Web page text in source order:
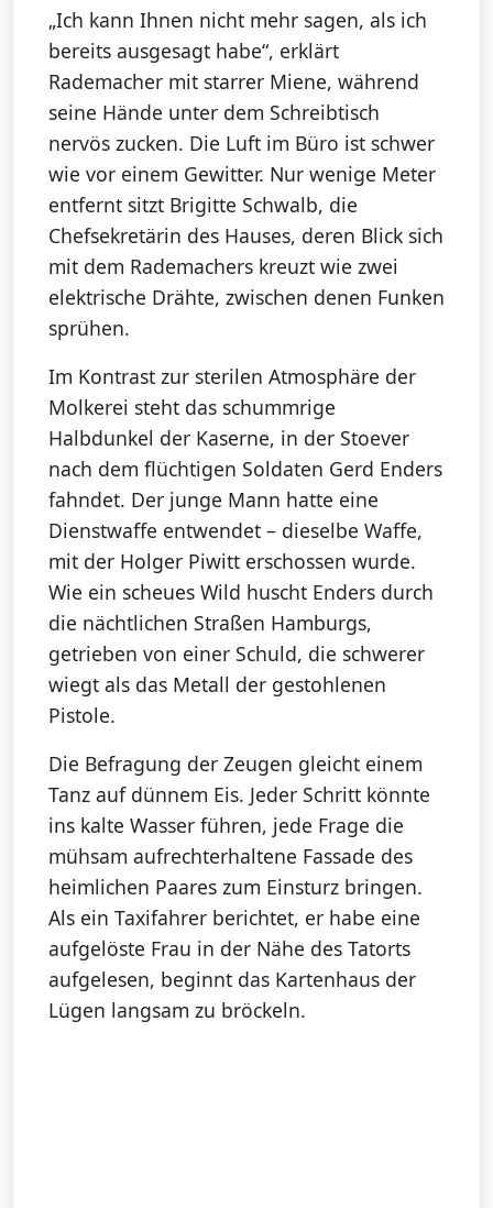
„Ich kann Ihnen nicht mehr sagen, als ich
bereits ausgesagt habe“, erklärt
Rademacher mit starrer Miene, während
seine Hände unter dem Schreibtisch
nervös zucken. Die Luft im Büro ist schwer
wie vor einem Gewitter. Nur wenige Meter
entfernt sitzt Brigitte Schwalb, die
Chefsekretärin des Hauses, deren Blick sich
mit dem Rademachers kreuzt wie zwei
elektrische Drähte, zwischen denen Funken
sprühen.
Im Kontrast zur sterilen Atmosphäre der
Molkerei steht das schummrige
Halbdunkel der Kaserne, in der Stoever
nach dem flüchtigen Soldaten Gerd Enders
fahndet. Der junge Mann hatte eine
Dienstwaffe entwendet – dieselbe Waffe,
mit der Holger Piwitt erschossen wurde.
Wie ein scheues Wild huscht Enders durch
die nächtlichen Straßen Hamburgs,
getrieben von einer Schuld, die schwerer
wiegt als das Metall der gestohlenen
Pistole.
Die Befragung der Zeugen gleicht einem
Tanz auf dünnem Eis. Jeder Schritt könnte
ins kalte Wasser führen, jede Frage die
mühsam aufrechterhaltene Fassade des
heimlichen Paares zum Einsturz bringen.
Als ein Taxifahrer berichtet, er habe eine
aufgelöste Frau in der Nähe des Tatorts
aufgelesen, beginnt das Kartenhaus der
Lügen langsam zu bröckeln.